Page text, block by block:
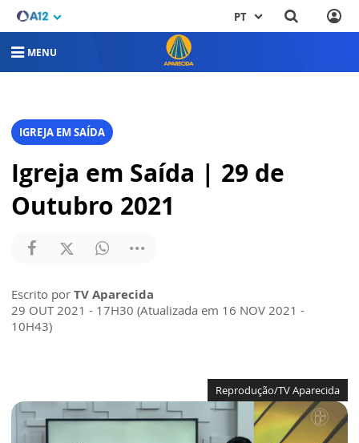
PT
MENU
IGREJA EM SAÍDA
Igreja em Saída | 29 de
Outubro 2021
Escrito por TV Aparecida
29 OUT 2021 - 17H30 (Atualizada em 16 NOV 2021 -
10H43)
Reprodução/TV Aparecida